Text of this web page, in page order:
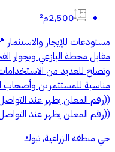
2,500م²
مستودعات للإيجار
مقابل محطة البازعي وبجوار
وتصلح للعديد من الاستخدامات
مناسبة للمستثمرين وأصحاب
((رقم المعلن يظهر عند
((رقم المعلن يظهر عند
حي منطقة الزراعية, تبوك